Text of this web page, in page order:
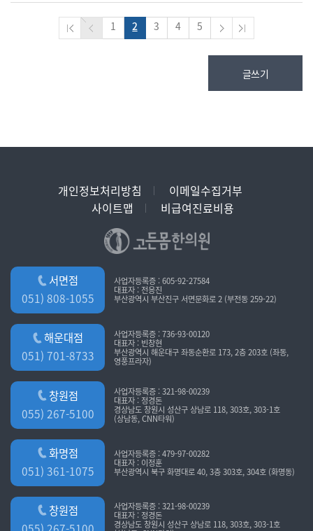
1 2 3 4 5
글쓰기
개인정보처리방침
이메일수집거부
사이트맵
비급여진료비용
서면점
051) 808-1055
사업자등록증 : 605-92-27584
대표자 : 전응진
부산광역시 부산진구 서면문화로 2 (부전동 259-22)
해운대점
051) 701-8733
사업자등록증 : 736-93-00120
대표자 : 빈창현
부산광역시 해운대구 좌동순환로 173, 2층 203호 (좌동,
영풍프라자)
창원점
055) 267-5100
사업자등록증 : 321-98-00239
대표자 : 정경돈
경상남도 창원시 성산구 상남로 118, 303호, 303-1호
(상남동, CNN타워)
화명점
051) 361-1075
사업자등록증 : 479-97-00282
대표자 : 이정훈
부산광역시 북구 화명대로 40, 3층 303호, 304호 (화명동)
창원점
사업자등록증 : 321-98-00239
대표자 : 정경돈
경상남도 창원시 성산구 상남로 118, 303호, 303-1호